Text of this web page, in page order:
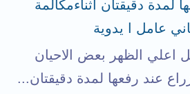
لمدة دقيقتان اثناءمكالمة
عامل ا يدوية
اعلي الظهر بعض الاحيان
عند رفعها لمدة دقيقتان...